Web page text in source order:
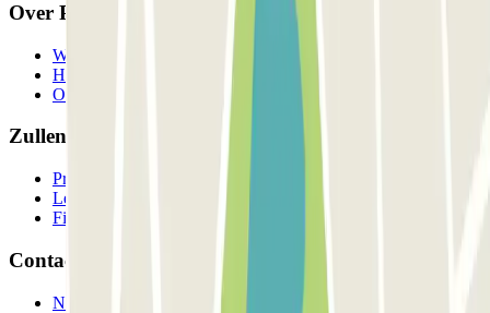
Over Parclick
Wie we zijn
Hoe het werkt
Onze parkeergarages
Zullen we samenwerken?
Professionals
Leverancier parkeren
Filialen
Contact
Neem contact met ons op